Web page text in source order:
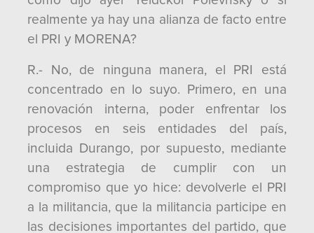
realmente ya hay una alianza de facto entre
el PRI y MORENA?
R.- No, de ninguna manera, el PRI está
concentrado en lo suyo. Primero, en una
renovación interna, poder enfrentar los
procesos en seis entidades del país,
incluida Durango, por supuesto, mediante
una estrategia de cumplir con un
compromiso que yo hice: devolverle el PRI
a la militancia, que la militancia participe en
las decisiones importantes del partido, que